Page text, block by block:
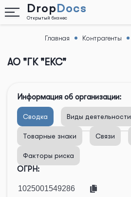
DropDocs
Открытый бизнес
Главная Контрагенты
АО "ГК "ЕКС"
Информация об организации:
Сводка Виды деятельности
Товарные знаки Связи
Факторы риска
ОГРН: